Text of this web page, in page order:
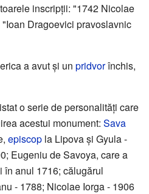
inscripții: "1742 Nicolae
Dragoevici pravoslavnic
a avut și un pridvorînchis,
o serie de personalități care
acestui monument: Sava
episcop la Lipova și Gyula -
Eugeniu de Savoya, care a
în anul 1716; călugărul
- 1788; Nicolae Iorga - 1906